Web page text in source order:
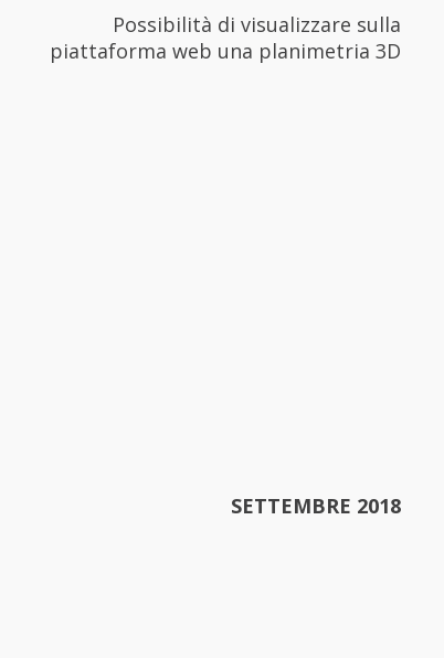
Possibilità di visualizzare sulla
piattaforma web una planimetria 3D
SETTEMBRE 2018